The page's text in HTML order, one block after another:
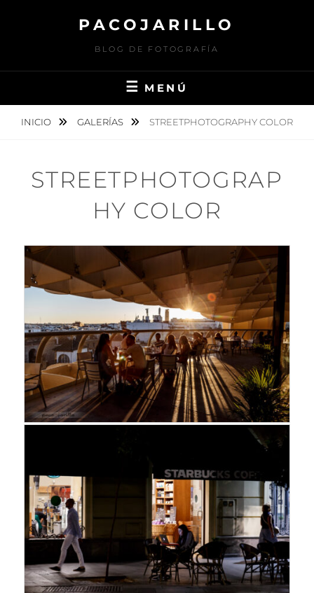
PACOJARILLO
BLOG DE FOTOGRAFÍA
MENÚ
INICIO GALERÍAS STREETPHOTOGRAPHY COLOR
STREETPHOTOGRAP
HY COLOR